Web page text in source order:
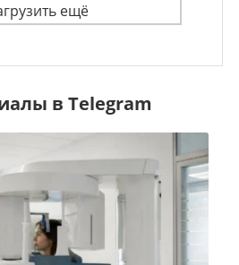
ещё
в Telegram